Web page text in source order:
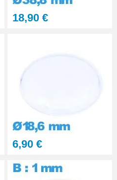
18,90 €
6,90 €